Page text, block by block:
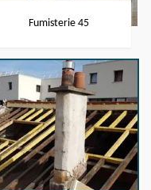
Fumisterie 45